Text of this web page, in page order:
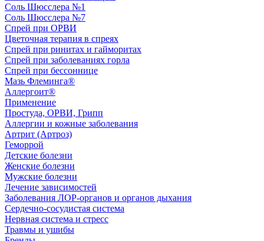
Соль Шюсслера №1
Соль Шюсслера №7
Спрей при ОРВИ
Цветочная терапия в спреях
Спрей при ринитах и гайморитах
Спрей при заболеваниях горла
Спрей при бессоннице
Мазь Флеминга®
Аллергоит®
Применение
Простуда, ОРВИ, Грипп
Аллергии и кожные заболевания
Артрит (Артроз)
Геморрой
Детские болезни
Женские болезни
Мужские болезни
Лечение зависимостей
Заболевания ЛОР-органов и органов дыхания
Сердечно-сосудистая система
Нервная система и стресс
Травмы и ушибы